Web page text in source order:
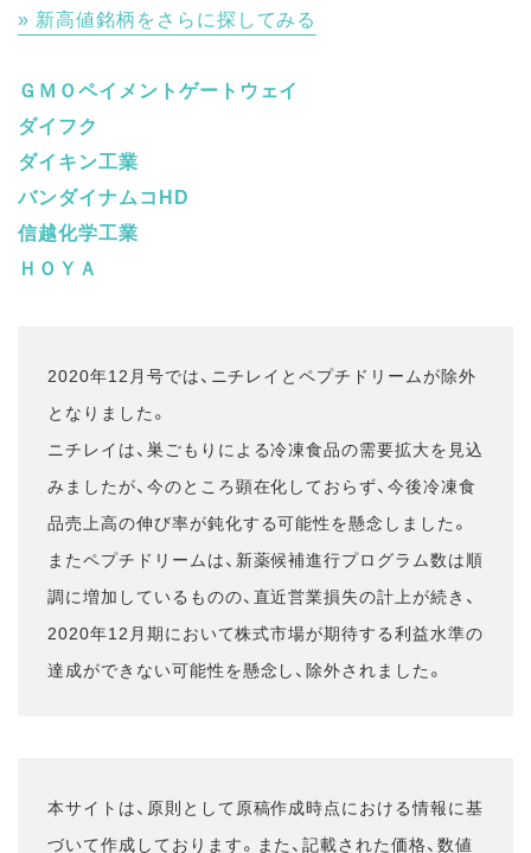
新高値銘柄をさらに探してみる
ＧＭＯペイメントゲートウェイ
ダイフク
ダイキン工業
バンダイナムコHD
信越化学工業
ＨＯＹＡ
2020年12月号では、ニチレイとペプチドリームが除外
となりました。
ニチレイは、巣ごもりによる冷凍食品の需要拡大を見込
みましたが、今のところ顕在化しておらず、今後冷凍食
品売上高の伸び率が鈍化する可能性を懸念しました。
またペプチドリームは、新薬候補進行プログラム数は順
調に増加しているものの、直近営業損失の計上が続き、
2020年12月期において株式市場が期待する利益水準の
達成ができない可能性を懸念し、除外されました。
本サイトは、原則として原稿作成時点における情報に基
づいて作成しております。また、記載された価格、数値